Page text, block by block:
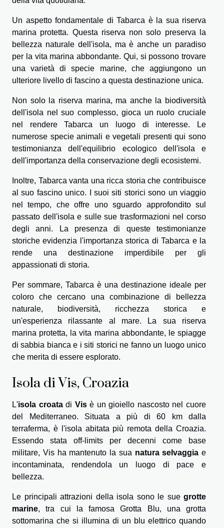
Un aspetto fondamentale di Tabarca è la sua riserva
marina protetta. Questa riserva non solo preserva la
bellezza naturale dell'isola, ma è anche un paradiso
per la vita marina abbondante. Qui, si possono trovare
una varietà di specie marine, che aggiungono un
ulteriore livello di fascino a questa destinazione unica.
Non solo la riserva marina, ma anche la biodiversità
dell'isola nel suo complesso, gioca un ruolo cruciale
nel rendere Tabarca un luogo di interesse. Le
numerose specie animali e vegetali presenti qui sono
testimonianza dell'equilibrio ecologico dell'isola e
dell'importanza della conservazione degli ecosistemi.
Inoltre, Tabarca vanta una ricca storia che contribuisce
al suo fascino unico. I suoi siti storici sono un viaggio
nel tempo, che offre uno sguardo approfondito sul
passato dell'isola e sulle sue trasformazioni nel corso
degli anni. La presenza di queste testimonianze
storiche evidenzia l'importanza storica di Tabarca e la
rende una destinazione imperdibile per gli
appassionati di storia.
Per sommare, Tabarca è una destinazione ideale per
coloro che cercano una combinazione di bellezza
naturale, biodiversità, ricchezza storica e
un'esperienza rilassante al mare. La sua riserva
marina protetta, la vita marina abbondante, le spiagge
di sabbia bianca e i siti storici ne fanno un luogo unico
che merita di essere esplorato.
Isola di Vis, Croazia
L'isola croatadi Visè un gioiello nascosto nel cuore
del Mediterraneo. Situata a più di 60 km dalla
terraferma, è l'isola abitata più remota della Croazia.
Essendo stata off-limits per decenni come base
militare, Vis ha mantenuto la sua natura selvaggia e
incontaminata, rendendola un luogo di pace e
bellezza.
Le principali attrazioni della isola sono le sue grotte
marine, tra cui la famosa Grotta Blu, una grotta
sottomarina che si illumina di un blu elettrico quando